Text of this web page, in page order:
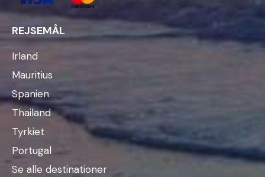
REJSEMÅL
Irland
Mauritius
Spanien
Thailand
Tyrkiet
Portugal
Se alle destinationer